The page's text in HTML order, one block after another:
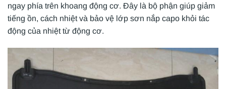
ngay phía trên khoang động cơ. Đây là bộ phận giúp giảm
tiếng ồn, cách nhiệt và bảo vệ lớp sơn nắp capo khỏi tác
động của nhiệt từ động cơ.